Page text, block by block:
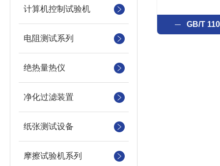
计算机控制试验机
电阻测试系列
绝热量热仪
净化过滤装置
纸张测试设备
摩擦试验机系列
GB/T